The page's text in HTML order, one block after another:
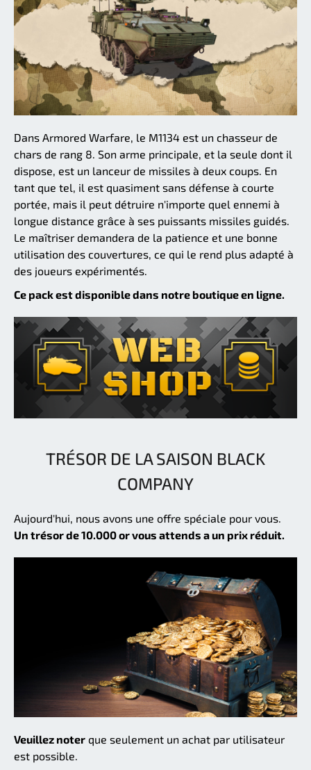
Dans Armored Warfare, le M1134 est un chasseur de
chars de rang 8. Son arme principale, et la seule dont il
dispose, est un lanceur de missiles à deux coups. En
tant que tel, il est quasiment sans défense à courte
portée, mais il peut détruire n'importe quel ennemi à
longue distance grâce à ses puissants missiles guidés.
Le maîtriser demandera de la patience et une bonne
utilisation des couvertures, ce qui le rend plus adapté à
des joueurs expérimentés.
Ce pack est disponible dans notre boutique en ligne.
TRÉSOR DE LA SAISON BLACK
COMPANY
Aujourd'hui, nous avons une offre spéciale pour vous.
Un trésor de 10.000 or vous attends a un prix réduit.
Veuillez noter que seulement un achat par utilisateur
est possible.